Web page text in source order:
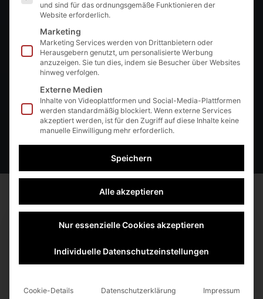
Nov. 2023
Mallorca)
René von Fournier · Dezember 4, 2023
und sind für das ordnungsgemäße Funktionieren der
Website erforderlich.
Marketing
Marketing Services werden von Drittanbietern oder
Herausgebern genutzt, um personalisierte Werbung
anzuzeigen. Sie tun dies, indem sie Besucher über Websites
hinweg verfolgen.
Externe Medien
Inhalte von Videoplattformen und Social-Media-Plattformen
werden standardmäßig blockiert. Wenn externe Services
akzeptiert werden, ist für den Zugriff auf diese Inhalte keine
manuelle Einwilligung mehr erforderlich.
Speichern
Alle akzeptieren
Nur essenzielle Cookies akzeptieren
Individuelle Datenschutzeinstellungen
Cookie-Details Datenschutzerklärung Impressum